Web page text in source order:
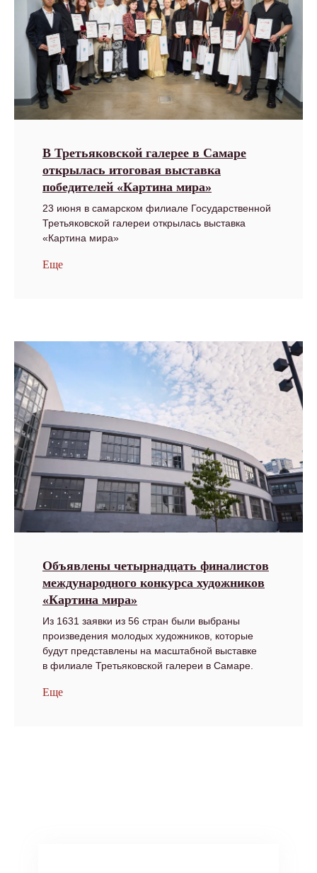
В Третьяковской галерее в Самаре
открылась итоговая выставка
победителей «Картина мира»
23 июня в самарском филиале Государственной
Третьяковской галереи открылась выставка
«Картина мира»
Еще
Объявлены четырнадцать финалистов
международного конкурса художников
«Картина мира»
Из 1631 заявки из 56 стран были выбраны
произведения молодых художников, которые
будут представлены на масштабной выставке
в филиале Третьяковской галереи в Самаре.
Еще